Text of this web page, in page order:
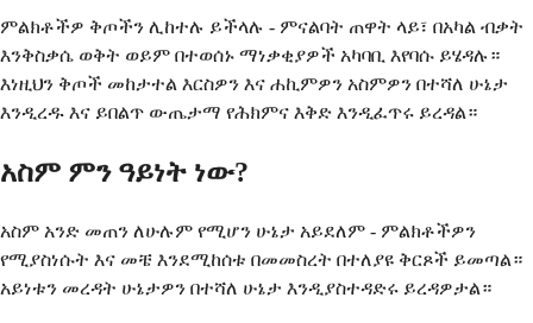
ምልክቶችዎ ቅጦችን ሊከተሉ ይችላሉ - ምናልባት ጠዋት ላይ፣ በአካል ብቃት
እንቅስቃሴ ወቅት ወይም በተወሰኑ ማነቃቂያዎች አካባቢ እየባሱ ይሄዳሉ።
እነዚህን ቅጦች መከታተል እርስዎን እና ሐኪምዎን አስምዎን በተሻለ ሁኔታ
እንዲረዱ እና ይበልጥ ውጤታማ የሕክምና እቅድ እንዲፈጥሩ ይረዳል።
አስም ምን ዓይነት ነው?
አስም አንድ መጠን ለሁሉም የሚሆን ሁኔታ አይደለም - ምልክቶችዎን
የሚያስነሱት እና መቼ እንደሚከሰቱ በመመስረት በተለያዩ ቅርጾች ይመጣል።
አይነቱን መረዳት ሁኔታዎን በተሻለ ሁኔታ እንዲያስተዳድሩ ይረዳዎታል።